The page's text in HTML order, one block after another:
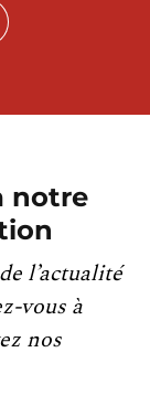
notre
l’actualité
vous à
nos